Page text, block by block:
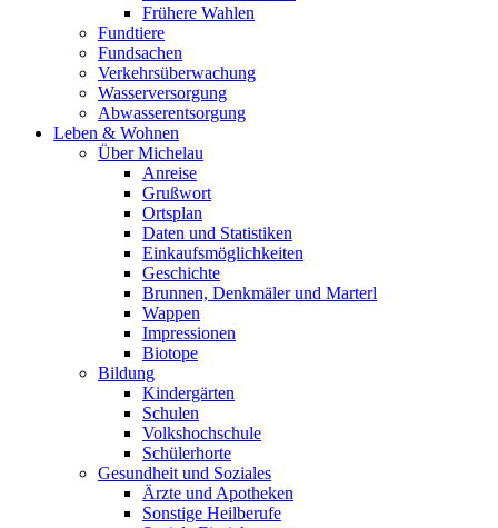
Frühere Wahlen
Fundtiere
Fundsachen
Verkehrsüberwachung
Wasserversorgung
Abwasserentsorgung
Leben & Wohnen
Über Michelau
Anreise
Grußwort
Ortsplan
Daten und Statistiken
Einkaufsmöglichkeiten
Geschichte
Brunnen, Denkmäler und Marterl
Wappen
Impressionen
Biotope
Bildung
Kindergärten
Schulen
Volkshochschule
Schülerhorte
Gesundheit und Soziales
Ärzte und Apotheken
Sonstige Heilberufe